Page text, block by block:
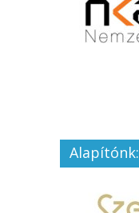
Alapítónk: